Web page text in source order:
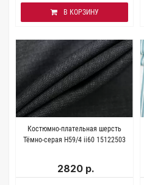
В КОРЗИНУ
Костюмно-плательная шерсть
Тёмно-серая H59/4 ii60 15122503
2820 р.